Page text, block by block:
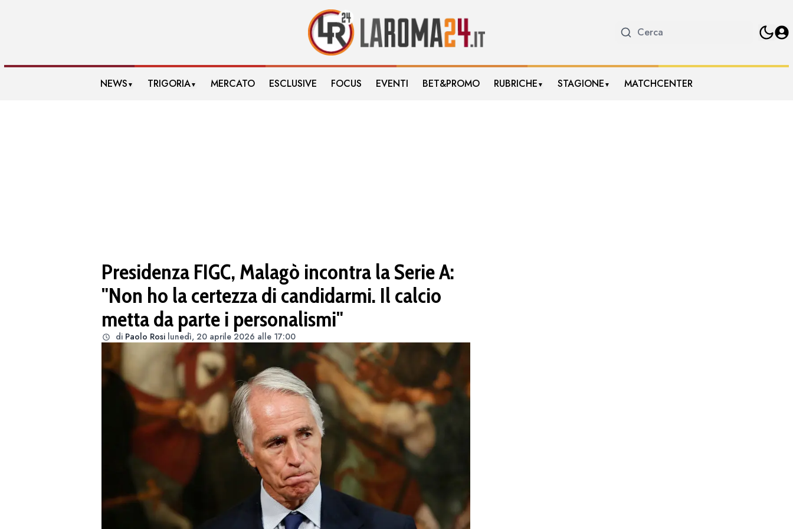
NEWS ▼ TRIGORIA▼ MERCATO ESCLUSIVE FOCUS EVENTI BET&PROMO RUBRICHE ▼ STAGIONE ▼ MATCHCENTER
Presidenza FIGC, Malagò incontra la Serie A:
"Non ho la certezza di candidarmi. Il calcio
metta da parte i personalismi"
di Paolo Rosi lunedì, 20 aprile 2026 alle 17:00